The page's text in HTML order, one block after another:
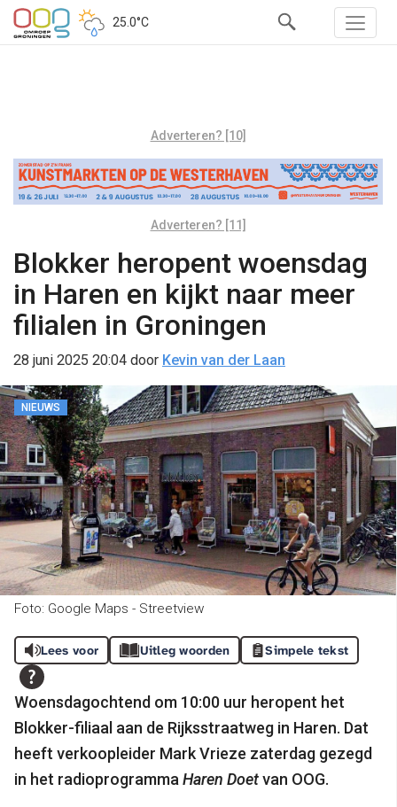
25.0°C
Adverteren? [10]
Adverteren? [11]
Blokker heropent woensdag
in Haren en kijkt naar meer
filialen in Groningen
28 juni 2025 20:04 door Kevin van der Laan
NIEUWS
Foto: Google Maps - Streetview
Lees voor Uitleg woorden Simpele tekst
Woensdagochtend om 10:00 uur heropent het
Blokker-filiaal aan de Rijksstraatweg in Haren. Dat
heeft verkoopleider Mark Vrieze zaterdag gezegd
in het radioprogramma Haren Doetvan OOG.